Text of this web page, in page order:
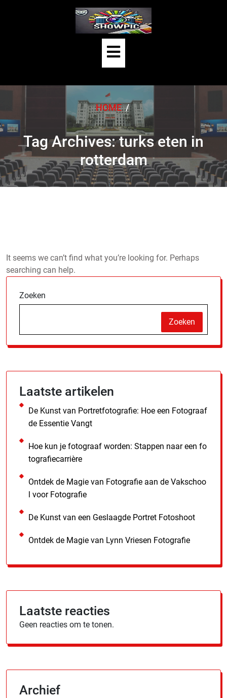
Open
Button
HOME/
Tag Archives: turks eten in
rotterdam
It seems we can’t find what you’re looking for. Perhaps
searching can help.
Zoeken
Zoeken
Laatste artikelen
De Kunst van Portretfotografie: Hoe een Fotograaf
de Essentie Vangt
Hoe kun je fotograaf worden: Stappen naar een fo
tografiecarrière
Ontdek de Magie van Fotografie aan de Vakschoo
l voor Fotografie
De Kunst van een Geslaagde Portret Fotoshoot
Ontdek de Magie van Lynn Vriesen Fotografie
Laatste reacties
Geen reacties om te tonen.
Archief